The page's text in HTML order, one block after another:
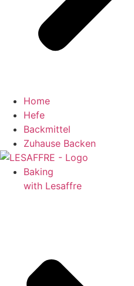
Home
Hefe
Backmittel
Zuhause Backen
Baking
with Lesaffre